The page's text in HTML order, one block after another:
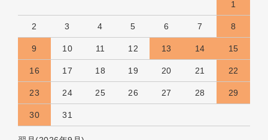
1
2 3 4 5 6 7 8
9 10 11 12 13 14 15
16 17 18 19 20 21 22
23 24 25 26 27 28 29
30 31